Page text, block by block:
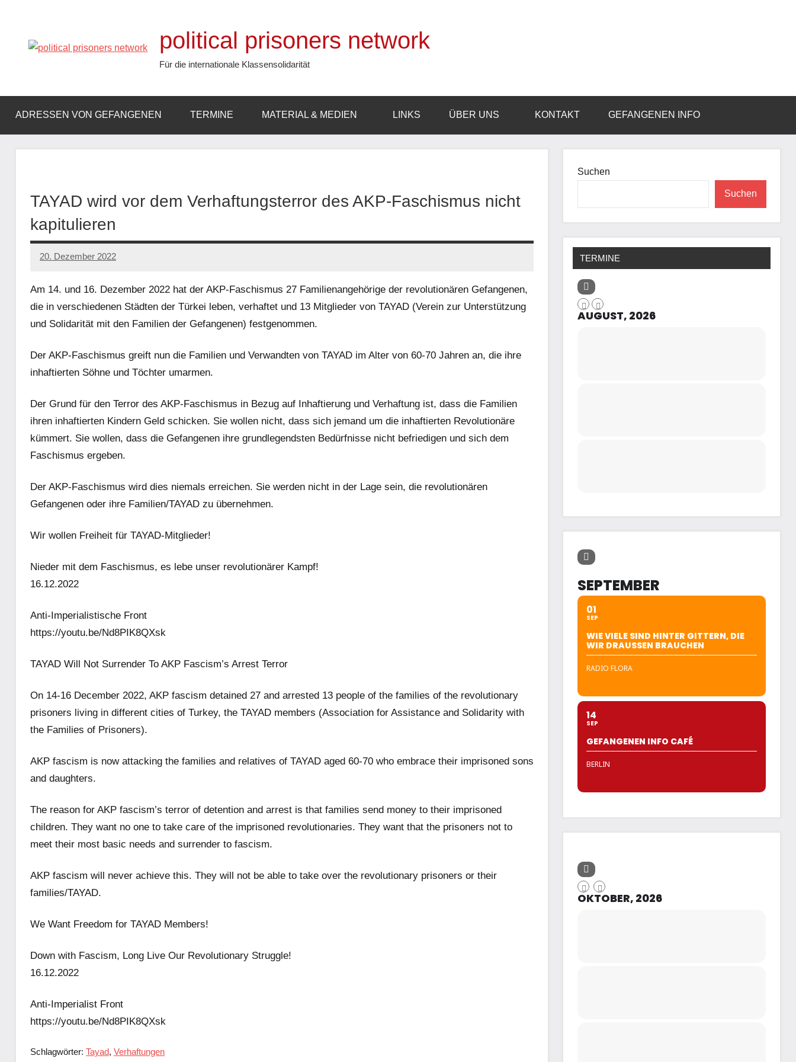
springen
political prisoners network
Für die internationale Klassensolidarität
ADRESSEN VON GEFANGENEN TERMINE MATERIAL & MEDIEN LINKS ÜBER UNS KONTAKT GEFANGENEN INFO
TAYAD wird vor dem Verhaftungsterror des AKP-Faschismus nicht
kapitulieren
20. Dezember 2022
network
Am 14. und 16. Dezember 2022 hat der AKP-Faschismus 27 Familienangehörige der revolutionären Gefangenen,
die in verschiedenen Städten der Türkei leben, verhaftet und 13 Mitglieder von TAYAD (Verein zur Unterstützung
und Solidarität mit den Familien der Gefangenen) festgenommen.
Der AKP-Faschismus greift nun die Familien und Verwandten von TAYAD im Alter von 60-70 Jahren an, die ihre
inhaftierten Söhne und Töchter umarmen.
Der Grund für den Terror des AKP-Faschismus in Bezug auf Inhaftierung und Verhaftung ist, dass die Familien
ihren inhaftierten Kindern Geld schicken. Sie wollen nicht, dass sich jemand um die inhaftierten Revolutionäre
kümmert. Sie wollen, dass die Gefangenen ihre grundlegendsten Bedürfnisse nicht befriedigen und sich dem
Faschismus ergeben.
Der AKP-Faschismus wird dies niemals erreichen. Sie werden nicht in der Lage sein, die revolutionären
Gefangenen oder ihre Familien/TAYAD zu übernehmen.
Wir wollen Freiheit für TAYAD-Mitglieder!
Nieder mit dem Faschismus, es lebe unser revolutionärer Kampf!
16.12.2022
Anti-Imperialistische Front
https://youtu.be/Nd8PIK8QXsk
TAYAD Will Not Surrender To AKP Fascism’s Arrest Terror
On 14-16 December 2022, AKP fascism detained 27 and arrested 13 people of the families of the revolutionary
prisoners living in different cities of Turkey, the TAYAD members (Association for Assistance and Solidarity with
the Families of Prisoners).
AKP fascism is now attacking the families and relatives of TAYAD aged 60-70 who embrace their imprisoned sons
and daughters.
The reason for AKP fascism’s terror of detention and arrest is that families send money to their imprisoned
children. They want no one to take care of the imprisoned revolutionaries. They want that the prisoners not to
meet their most basic needs and surrender to fascism.
AKP fascism will never achieve this. They will not be able to take over the revolutionary prisoners or their
families/TAYAD.
We Want Freedom for TAYAD Members!
Down with Fascism, Long Live Our Revolutionary Struggle!
16.12.2022
Anti-Imperialist Front
https://youtu.be/Nd8PIK8QXsk
Schlagwörter: Tayad, Verhaftungen
Suchen
Suchen
TERMINE
AUGUST, 2026
SEPTEMBER
01
SEP
WIE VIELE SIND HINTER GITTERN, DIE
WIR DRAUSSEN BRAUCHEN
RADIO FLORA
14
SEP
GEFANGENEN INFO CAFÉ
BERLIN
OKTOBER, 2026